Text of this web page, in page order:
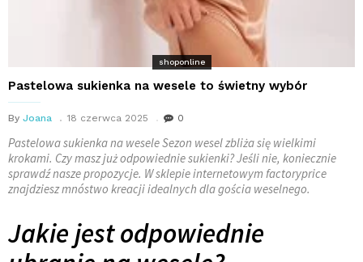
shoponline
Pastelowa sukienka na wesele to świetny wybór
By Joana 18 czerwca 2025 0
Pastelowa sukienka na wesele Sezon wesel zbliża się wielkimi
krokami. Czy masz już odpowiednie sukienki? Jeśli nie, koniecznie
sprawdź nasze propozycje. W sklepie internetowym factoryprice
znajdziesz mnóstwo kreacji idealnych dla gościa weselnego.
Jakie jest odpowiednie